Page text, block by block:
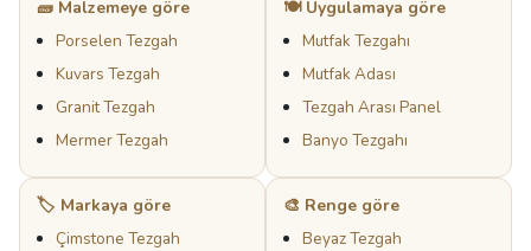
🧱 Malzemeye göre
Porselen Tezgah
Kuvars Tezgah
Granit Tezgah
Mermer Tezgah
🍽️ Uygulamaya göre
Mutfak Tezgahı
Mutfak Adası
Tezgah Arası Panel
Banyo Tezgahı
🏷️ Markaya göre
Çimstone Tezgah
🎨 Renge göre
Beyaz Tezgah